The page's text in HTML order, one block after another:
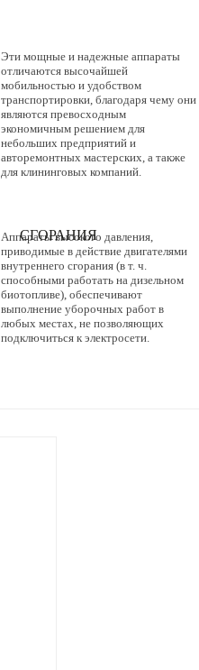
Эти мощные и надежные аппараты
отличаются высочайшей
мобильностью и удобством
транспортировки, благодаря чему они
являются превосходным
экономичным решением для
небольших предприятий и
авторемонтных мастерских, а также
для клининговых компаний.
СГОРАНИЯ
Аппараты высокого давления,
приводимые в действие двигателями
внутреннего сгорания (в т. ч.
способными работать на дизельном
биотопливе), обеспечивают
выполнение уборочных работ в
любых местах, не позволяющих
подключиться к электросети.